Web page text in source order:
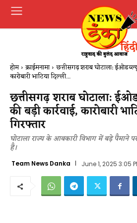
होम क्राईमनामा छत्तीसगढ़ शराब घोटाला:
कारोबारी भाटिया दिल्ली...
छत्तीसगढ़ शराब घोटाला:
की बड़ी कार्रवाई, कारोबारी
गिरफ्तार
घोटाला राज्य के आबकारी विभाग में बड़े पैमाने
है।
Team News Danka June 1, 2025 3:05